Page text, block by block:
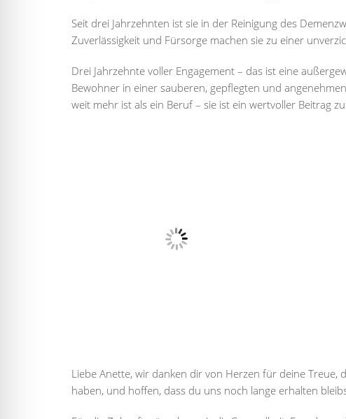
Seit drei Jahrzehnten ist sie in der Reinigung des
Zuverlässigkeit und Fürsorge machen sie zu einer
Drei Jahrzehnte voller Engagement – das ist eine
Bewohner in einer sauberen, gepflegten und
weit mehr ist als ein Beruf – sie ist ein wertvoller Beitrag
Liebe Anette, wir danken dir von Herzen für deine Treue,
haben, und hoffen, dass du uns noch lange erhalten